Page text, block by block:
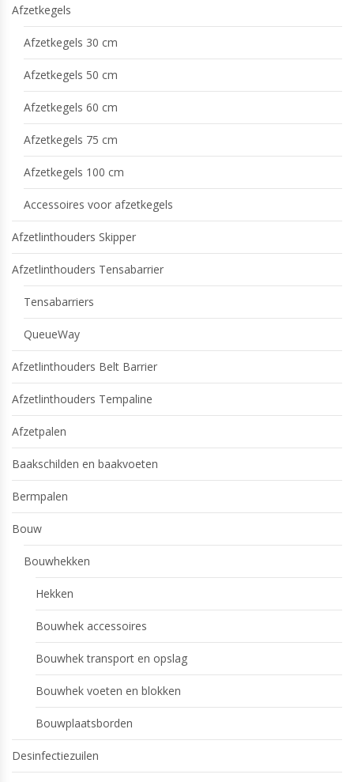
Afzetkegels
Afzetkegels 30 cm
Afzetkegels 50 cm
Afzetkegels 60 cm
Afzetkegels 75 cm
Afzetkegels 100 cm
Accessoires voor afzetkegels
Afzetlinthouders Skipper
Afzetlinthouders Tensabarrier
Tensabarriers
QueueWay
Afzetlinthouders Belt Barrier
Afzetlinthouders Tempaline
Afzetpalen
Baakschilden en baakvoeten
Bermpalen
Bouw
Bouwhekken
Hekken
Bouwhek accessoires
Bouwhek transport en opslag
Bouwhek voeten en blokken
Bouwplaatsborden
Desinfectiezuilen